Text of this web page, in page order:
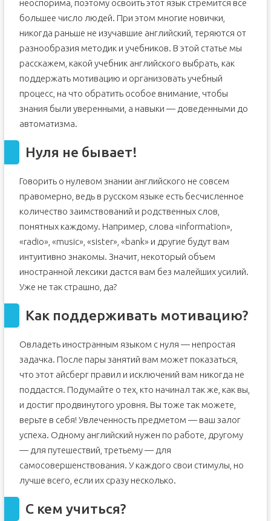
С чего начать учить английский язык: пошаговое
1. Введение: Когда и как лучше начать учить английский
язык
2. Общие советы о том, как лучше учить английский
язык с нуля
3. Руководство: Как начать учить английский с нуля
самостоятельно
1. Изучите правила чтения английского языка
2. Уточните, как произносятся слова
4. Учите грамматику
6. Смотрите новости на английском
7. Читайте простые тексты
8. Установите полезные приложения
9. Занимайтесь онлайн
4. Подведем итоги
Как быстро и реально выучить английский с нуля
2 основных способа в обучении
Где найти бесплатные учебные пособия и материалы
неоспорима, поэтому освоить этот язык стремится все
большее число людей. При этом многие новички,
никогда раньше не изучавшие английский, теряются от
разнообразия методик и учебников. В этой статье мы
расскажем, какой учебник английского выбрать, как
поддержать мотивацию и организовать учебный
процесс, на что обратить особое внимание, чтобы
знания были уверенными, а навыки — доведенными до
автоматизма.
Нуля не бывает!
Говорить о нулевом знании английского не совсем
правомерно, ведь в русском языке есть бесчисленное
количество заимствований и родственных слов,
понятных каждому. Например, слова «information»,
«radio», «music», «sister», «bank» и другие будут вам
интуитивно знакомы. Значит, некоторый объем
иностранной лексики дастся вам без малейших усилий.
Уже не так страшно, да?
Как поддерживать мотивацию?
Овладеть иностранным языком с нуля — непростая
задачка. После пары занятий вам может показаться,
что этот айсберг правил и исключений вам никогда не
поддастся. Подумайте о тех, кто начинал так же, как вы,
и достиг продвинутого уровня. Вы тоже так можете,
верьте в себя! Увлеченность предметом — ваш залог
успеха. Одному английский нужен по работе, другому
— для путешествий, третьему — для
самосовершенствования. У каждого свои стимулы, но
лучше всего, если их сразу несколько.
С кем учиться?